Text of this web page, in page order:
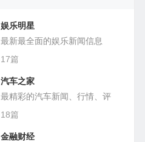
娱乐明星
最新最全面的娱乐新闻信息
17篇
汽车之家
最精彩的汽车新闻、行情、评
测、导购
18篇
金融财经